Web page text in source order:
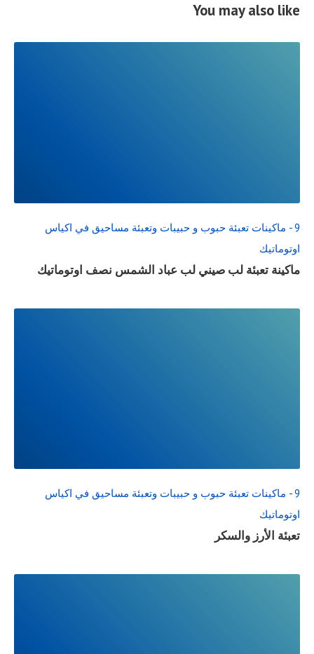
You may also like
9 - ماكينات تعبئة حبوب و حبيبات وتعبئة مساحيق في اكياس
اوتوماتيك
ماكينة تعبئة لب صيني لب عباد الشمس نصف اوتوماتيك
9 - ماكينات تعبئة حبوب و حبيبات وتعبئة مساحيق في اكياس
اوتوماتيك
تعبئة الأرز والسكر